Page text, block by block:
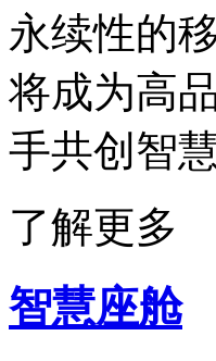
永续性的
将成为高
手共创智
了解更多
智慧座舱